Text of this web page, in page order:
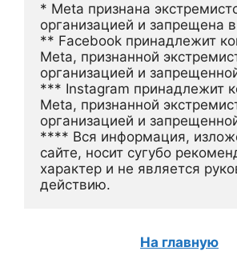
* Meta признана
организацией и запрещена
** Facebook принадлежит
Meta, признанной
организацией и
*** Instagram принадлежит
Meta, признанной
организацией и
**** Вся информация,
сайте, носит сугубо
характер и не является
действию.
На главную